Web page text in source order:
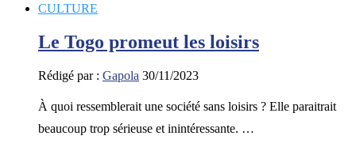
CULTURE
Le Togo promeut les loisirs
Rédigé par : Gapola 30/11/2023
À quoi ressemblerait une société sans loisirs ? Elle paraitrait
beaucoup trop sérieuse et inintéressante. …